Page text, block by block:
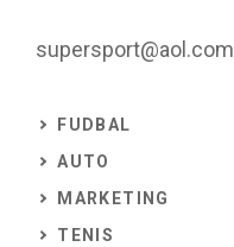
supersport@aol.com
FUDBAL
AUTO
MARKETING
TENIS